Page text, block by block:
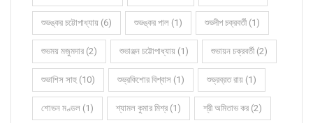
শুভঙ্কর চট্টোপাধ্যায় (6) শুভঙ্কর পাল (1) শুভদীপ চক্রবর্তী (1)
শুভময় মজুমদার (2) শুভাঞ্জন চট্টোপাধ্যায় (1) শুভায়ন চক্রবর্তী (2)
শুভাশিস সাহু (10) শুভ্রকিশোর বিশ্বাস (1) শুভ্রব্রত রায় (1)
শোভন মণ্ডল (1) শ্যামল কুমার মিশ্র (1) শ্রী অমিতাভ কর (2)